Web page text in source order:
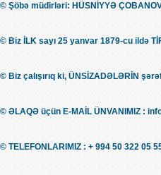
© Şöbə müdirləri: HÜSNİYYƏ
© Biz İLK sayı 25 yanvar 1879-cu ildə
© Biz çalışırıq ki, ÜNSİZADƏLƏRİN
© ƏLAQƏ üçün E-MAİL ÜNVANIMIZ :
© TELEFONLARIMIZ : + 994 50 322 05